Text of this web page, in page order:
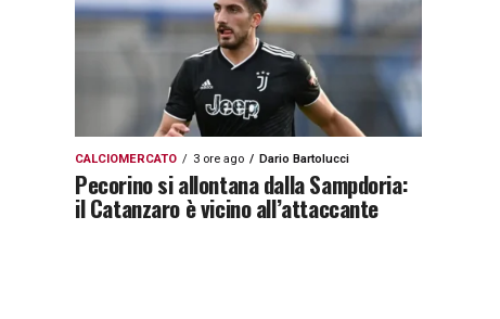
CALCIOMERCATO 3 ore ago Dario Bartolucci
Pecorino si allontana dalla Sampdoria:
il Catanzaro è vicino all’attaccante